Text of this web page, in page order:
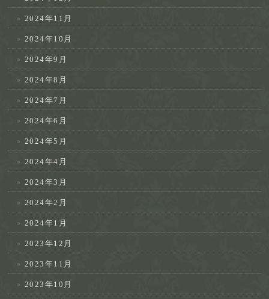
2024年11月
2024年10月
2024年9月
2024年8月
2024年7月
2024年6月
2024年5月
2024年4月
2024年3月
2024年2月
2024年1月
2023年12月
2023年11月
2023年10月